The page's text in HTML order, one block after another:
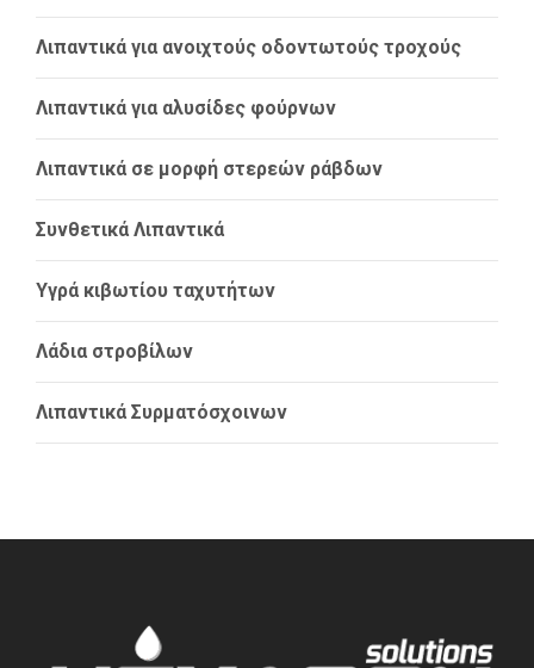
Λιπαντικά για ανοιχτούς οδοντωτούς τροχούς
Λιπαντικά για αλυσίδες φούρνων
Λιπαντικά σε μορφή στερεών ράβδων
Συνθετικά Λιπαντικά
Υγρά κιβωτίου ταχυτήτων
Λάδια στροβίλων
Λιπαντικά Συρματόσχοινων